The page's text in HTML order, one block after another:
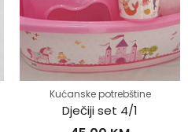
Kućanske potrebštine
Dječiji set 4/1